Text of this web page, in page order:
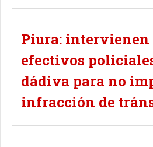
Piura: intervienen
efectivos
dádiva para no
infracción de